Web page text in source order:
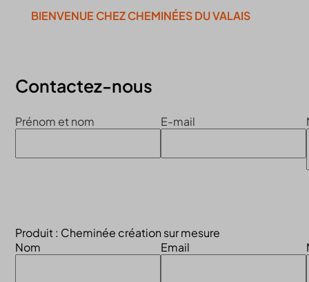
BIENVENUE CHEZ CHEMINÉES DU VALAIS
Contactez-nous
Prénom et nom E-mail
Produit : Cheminée création sur mesure
Nom
Email